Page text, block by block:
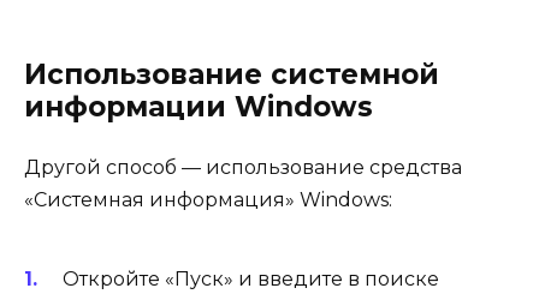
Использование системной
информации Windows
Другой способ — использование средства
«Системная информация» Windows:
Откройте «Пуск» и введите в поиске